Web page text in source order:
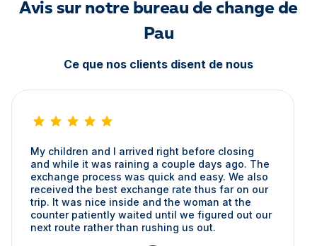
Avis sur notre bureau de change de
Pau
Ce que nos clients disent de nous
My children and I arrived right before closing
and while it was raining a couple days ago. The
exchange process was quick and easy. We also
received the best exchange rate thus far on our
trip. It was nice inside and the woman at the
counter patiently waited until we figured out our
next route rather than rushing us out.